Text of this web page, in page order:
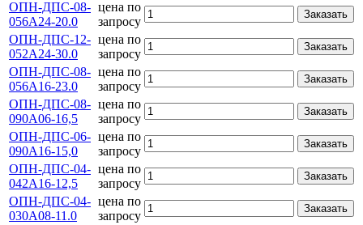
ОПН-ДПС-08-
056А24-20.0
цена по
запросу
Заказать
ОПН-ДПС-12-
052А24-30.0
цена по
запросу
Заказать
ОПН-ДПС-08-
056А16-23.0
цена по
запросу
Заказать
ОПН-ДПС-08-
090А06-16,5
цена по
запросу
Заказать
ОПН-ДПС-06-
090А16-15,0
цена по
запросу
Заказать
ОПН-ДПС-04-
042А16-12,5
цена по
запросу
Заказать
ОПН-ДПС-04-
030А08-11.0
цена по
запросу
Заказать